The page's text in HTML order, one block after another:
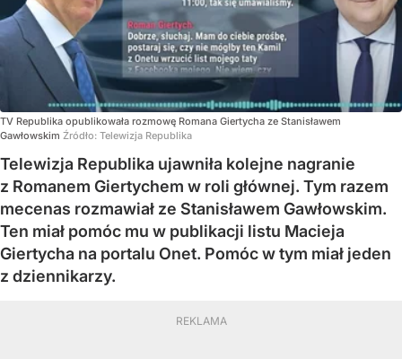
TV Republika opublikowała rozmowę Romana Giertycha ze Stanisławem
Gawłowskim Źródło: Telewizja Republika
Telewizja Republika ujawniła kolejne nagranie
z Romanem Giertychem w roli głównej. Tym razem
mecenas rozmawiał ze Stanisławem Gawłowskim.
Ten miał pomóc mu w publikacji listu Macieja
Giertycha na portalu Onet. Pomóc w tym miał jeden
z dziennikarzy.